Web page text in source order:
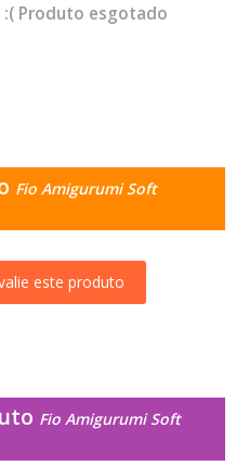
esgotado
Fio Amigurumi Soft
este produto
Fio Amigurumi Soft